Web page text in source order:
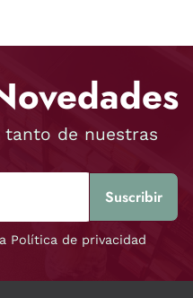
tanto de nuestras
Política de privacidad